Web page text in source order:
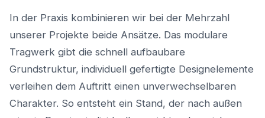
In der Praxis kombinieren wir bei der Mehrzahl
unserer Projekte beide Ansätze. Das modulare
Tragwerk gibt die schnell aufbaubare
Grundstruktur, individuell gefertigte Designelemente
verleihen dem Auftritt einen unverwechselbaren
Charakter. So entsteht ein Stand, der nach außen